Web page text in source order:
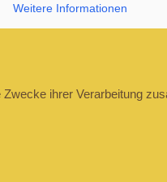
Weitere Informationen
ihrer Verarbeitung